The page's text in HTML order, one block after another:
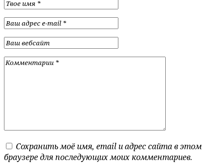
Сохранить моё имя, email и адрес сайта в этом
браузере для последующих моих комментариев.